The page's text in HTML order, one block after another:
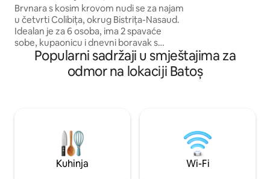
Brvnara s kosim krovom nudi se za najam
u četvrti Colibița, okrug Bistrița-Nasaud.
Idealan je za 6 osoba, ima 2 spavaće
sobe, kupaonicu i dnevni boravak s
kutnom sofom na razvlačenje, potpuno
opremljenu kuhinju, jacuzzi, prostor za
roštilj i ložište, blagovaonicu, besplatan
trenutke u svako godišnje doba. Postoji
mogućnost najma terenskih vozila /
brodova /Sailera itd.
Profi, restorani
Popularni sadržaji u smještajima za
odmor na lokaciji Batoș
Kuhinja Wi-Fi